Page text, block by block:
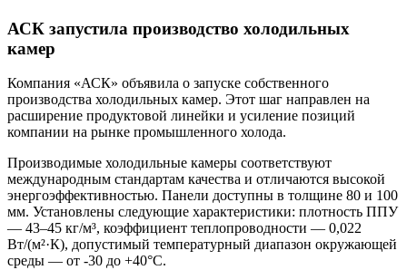
АСК запустила производство холодильных
камер
Компания «АСК» объявила о запуске собственного
производства холодильных камер. Этот шаг направлен на
расширение продуктовой линейки и усиление позиций
компании на рынке промышленного холода.
Производимые холодильные камеры соответствуют
международным стандартам качества и отличаются высокой
энергоэффективностью. Панели доступны в толщине 80 и 100
мм. Установлены следующие характеристики: плотность ППУ
— 43–45 кг/м³, коэффициент теплопроводности — 0,022
Вт/(м²·К), допустимый температурный диапазон окружающей
среды — от -30 до +40°C.